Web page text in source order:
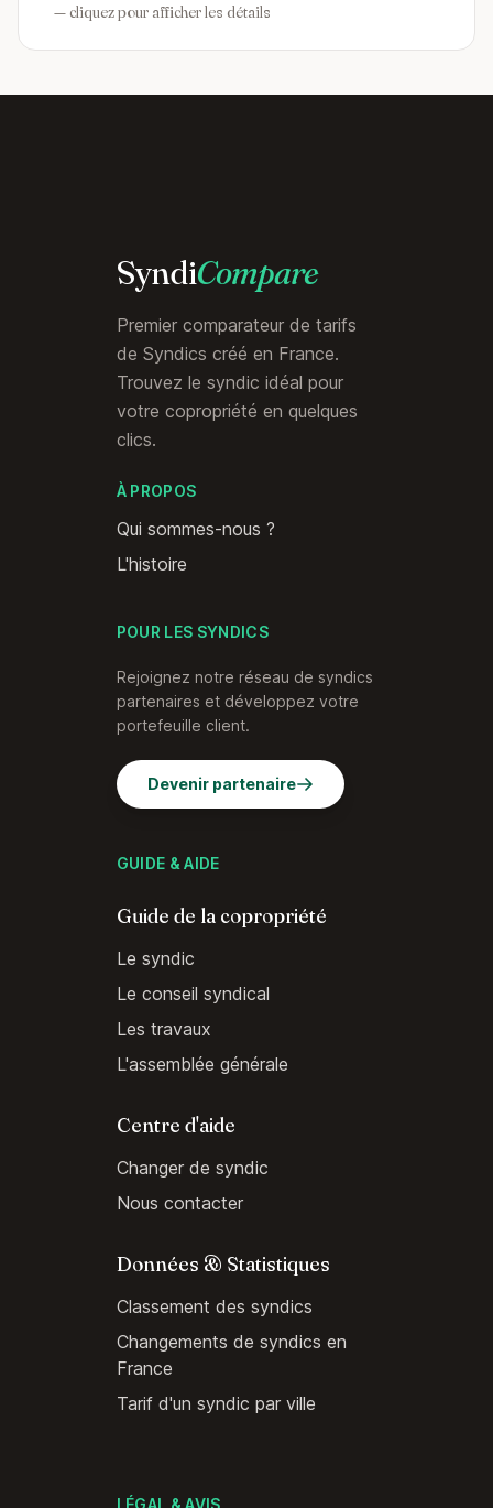
— cliquez pour afficher les détails
SyndiCompare
Premier comparateur de tarifs
de Syndics créé en France.
Trouvez le syndic idéal pour
votre copropriété en quelques
clics.
À PROPOS
Qui sommes-nous ?
L'histoire
POUR LES SYNDICS
Rejoignez notre réseau de syndics
partenaires et développez votre
portefeuille client.
Devenir partenaire
GUIDE & AIDE
Guide de la copropriété
Le syndic
Le conseil syndical
Les travaux
L'assemblée générale
Centre d'aide
Changer de syndic
Nous contacter
Données & Statistiques
Classement des syndics
Changements de syndics en
France
Tarif d'un syndic par ville
LÉGAL & AVIS